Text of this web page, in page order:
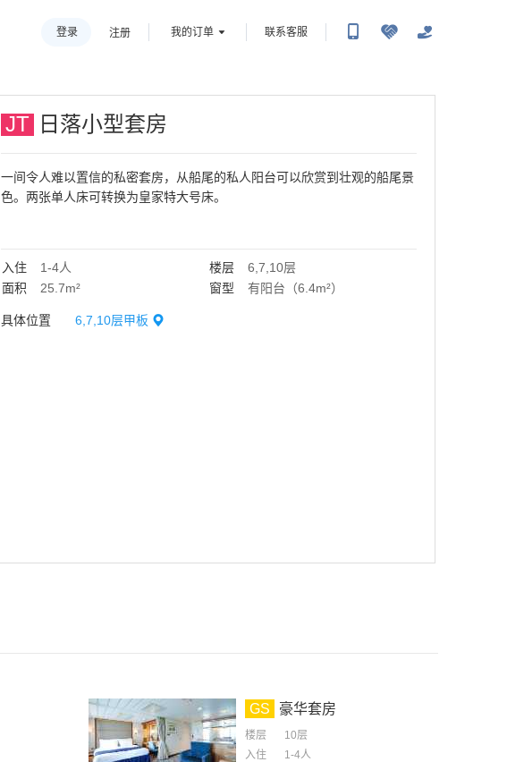
登录 注册 我的订单 联系客服
JT 日落小型套房
一间令人难以置信的私密套房，从船尾的私人阳台可以欣赏到壮观的船尾景
色。两张单人床可转换为皇家特大号床。
入住 1-4人 楼层
6,7,10层
面积
25.7m² 窗型 有阳台（6.4m²）
具体位置 6,7,10层甲板
GS 豪华套房
楼层
10层
入住
1-4人